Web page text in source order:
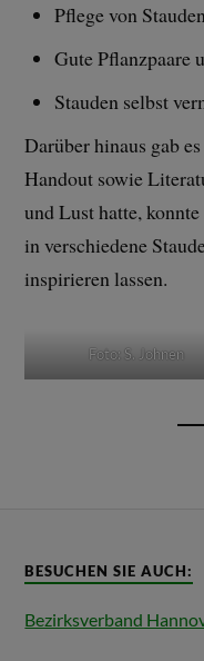
Pflege von
Gute Pflanzpaare
Stauden selbst
Darüber hinaus gab
Handout sowie
und Lust hatte,
in verschiedene
inspirieren lassen.
Foto: S. Johnen
BESUCHEN SIE AUCH:
Bezirksverband